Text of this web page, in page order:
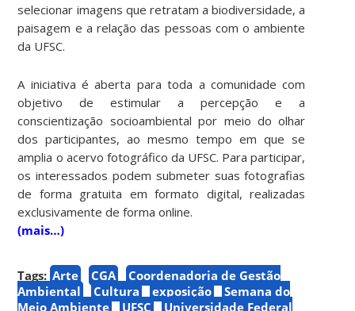
selecionar imagens que retratam a biodiversidade, a
paisagem e a relação das pessoas com o ambiente
da UFSC.
A iniciativa é aberta para toda a comunidade com
objetivo de estimular a percepção e a
conscientização socioambiental por meio do olhar
dos participantes, ao mesmo tempo em que se
amplia o acervo fotográfico da UFSC. Para participar,
os interessados podem submeter suas fotografias
de forma gratuita em formato digital, realizadas
exclusivamente de forma online.
(mais…)
Tags: Arte CGA
Coordenadoria de Gestão
Ambiental
Cultura exposição
Semana do
Meio Ambiente
UFSC Universidade Federal